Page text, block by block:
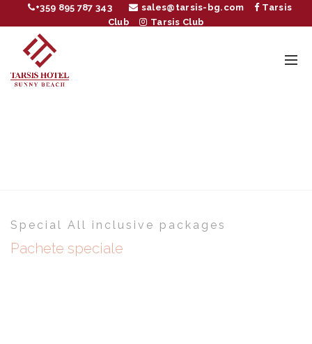
+359 895 787 343 sales@tarsis-bg.com
Tarsis
Club
Tarsis Club
Special All inclusive packages
Pachete speciale